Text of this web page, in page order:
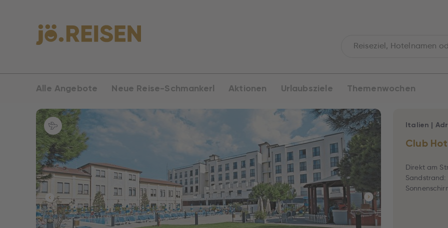
Alle Angebote Neue Reise-Schmankerl Aktionen Urlaubsziele Themenwochen
Club
Italien |
Direkt am